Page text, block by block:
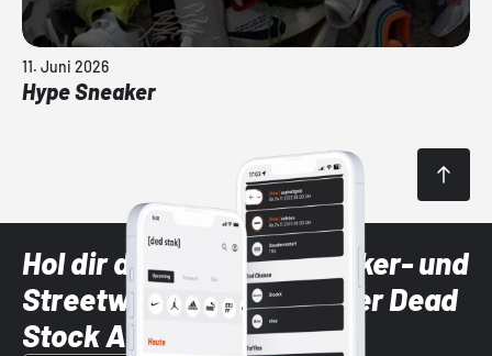
11. Juni 2026
Hype Sneaker
Hol dir die neuesten Sneaker- und
Streetwear-Brands mit der Dead
Stock App